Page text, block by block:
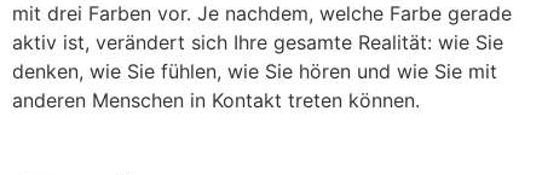
mit drei Farben vor. Je nachdem, welche Farbe gerade
aktiv ist, verändert sich Ihre gesamte Realität: wie Sie
denken, wie Sie fühlen, wie Sie hören und wie Sie mit
anderen Menschen in Kontakt treten können.